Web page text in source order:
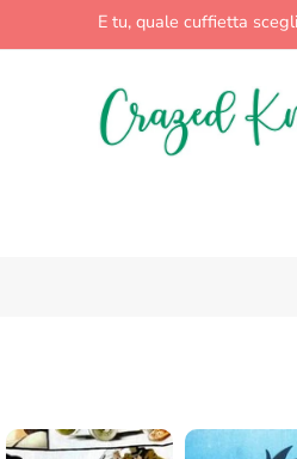
E tu, quale cuffietta